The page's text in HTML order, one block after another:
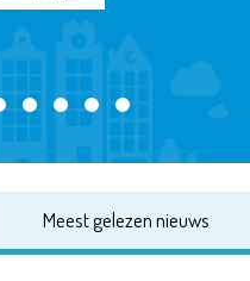
Meest gelezen nieuws